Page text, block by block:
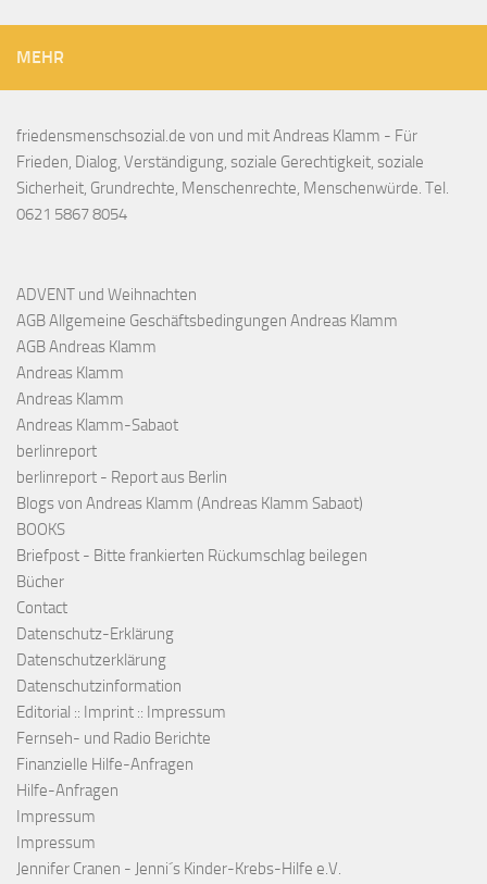
MEHR
friedensmenschsozial.de von und mit Andreas Klamm - Für
Frieden, Dialog, Verständigung, soziale Gerechtigkeit, soziale
Sicherheit, Grundrechte, Menschenrechte, Menschenwürde. Tel.
0621 5867 8054
ADVENT und Weihnachten
AGB Allgemeine Geschäftsbedingungen Andreas Klamm
AGB Andreas Klamm
Andreas Klamm
Andreas Klamm
Andreas Klamm-Sabaot
berlinreport
berlinreport - Report aus Berlin
Blogs von Andreas Klamm (Andreas Klamm Sabaot)
BOOKS
Briefpost - Bitte frankierten Rückumschlag beilegen
Bücher
Contact
Datenschutz-Erklärung
Datenschutzerklärung
Datenschutzinformation
Editorial :: Imprint :: Impressum
Fernseh- und Radio Berichte
Finanzielle Hilfe-Anfragen
Hilfe-Anfragen
Impressum
Impressum
Jennifer Cranen - Jenni´s Kinder-Krebs-Hilfe e.V.